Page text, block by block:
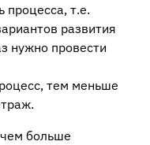
т.е.
развития
нужно провести
тем меньше
больше